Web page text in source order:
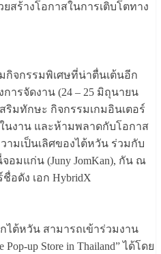
สร้างโอกาสในการเติบโตทาง
กิจกรรมพิเศษที่น่าตื่นเต้นอีก
ารจัดงาน (24 – 25 มิถุนายน
ริมทักษะ กิจกรรมเกมอินเตอร์
งาน และห้ามพลาดกับโอกาส
มเป็นเลิศของไต้หวัน ร่วมกับ
อมแก่น (Juny JomKan), กัน ณ
อดัง เอก HybridX
ต้หวัน สามารถเข้าร่วมงาน
up Store in Thailand” ได้โดย